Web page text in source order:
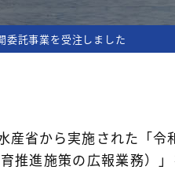
委託事業を受注しました
産省から実施された「
推進施策の広報業務）